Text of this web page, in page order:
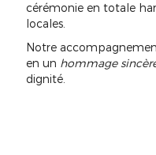
cérémonie en totale
locales.
Notre
en un hommage
dignité.